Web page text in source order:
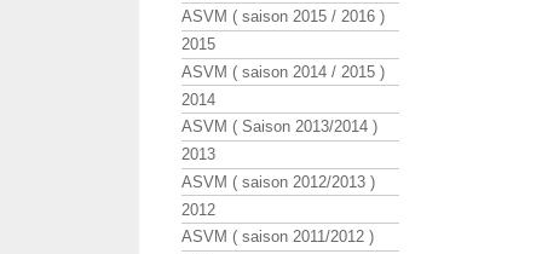
ASVM ( saison 2015 / 2016 )
2015
ASVM ( saison 2014 / 2015 )
2014
ASVM ( Saison 2013/2014 )
2013
ASVM ( saison 2012/2013 )
2012
ASVM ( saison 2011/2012 )